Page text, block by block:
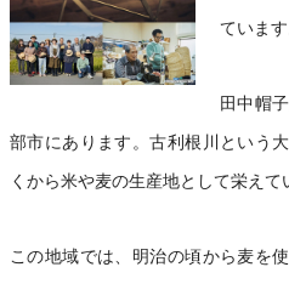
ています
田中帽
部市にあります。古利根川という
くから米や麦の生産地として栄えて
この地域では、明治の頃から麦を